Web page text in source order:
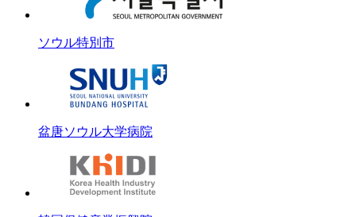
カスタマイズで安全かつ快適に
個別のカスタマイズと細やかな施術で
再発リスクから自由になります。
ソウル特別市
盆唐ソウル大学病院